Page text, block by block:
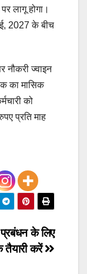
लागू होगा।
2027 के बीच
नौकरी ज्वाइन
का मासिक
को
प्रति माह
प्रबंधन के लिए
करें